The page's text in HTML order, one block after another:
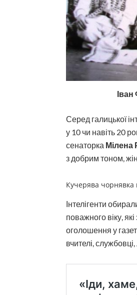
Серед галицької
у 10 чи навіть 20
сенаторка Мілена
з добрим тоном,
Кучерява
Інтелігенти
поважного віку,
оголошення у
вчителі,